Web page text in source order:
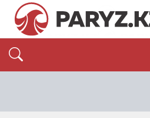
ЭКОНОМИКА